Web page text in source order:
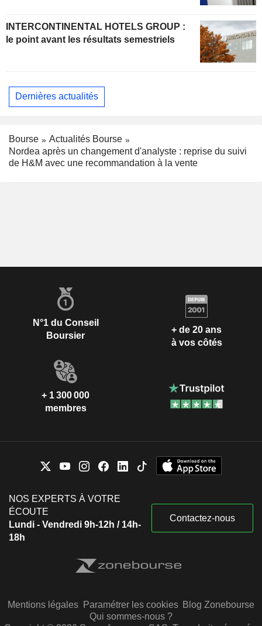
INTERCONTINENTAL HOTELS GROUP :
le point avant les résultats semestriels
Dernières actualités
Bourse
Actualités Bourse
Nordea après un changement d'analyste : reprise du suivi
de H&M avec une recommandation à la vente
N°1 du Conseil
Boursier
+ de 20 ans
à vos côtés
+ 1 300 000
membres
NOS EXPERTS À VOTRE
ÉCOUTE
Lundi - Vendredi 9h-12h / 14h-
18h
Contactez-nous
Mentions légales Paramétrer les cookies Blog Zonebourse
Qui sommes-nous ?